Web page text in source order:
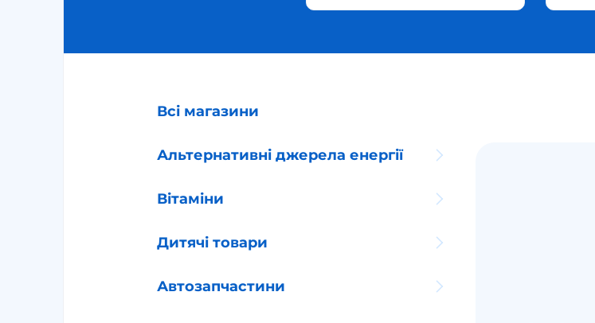
Всі магазини
Альтернативні джерела енергії
Вітаміни
Дитячі товари
Автозапчастини